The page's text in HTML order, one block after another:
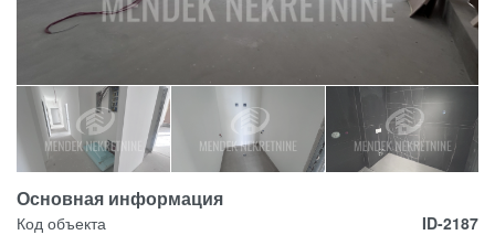
Основная информация
Код объекта
ID-2187